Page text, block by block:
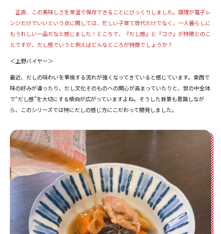
正直、この美味しさを常温で保存できることにびっくりしました。調理が電子レ
ンジだけでいいという点に関しては、忙しい子育て世代だけでなく、一人暮らしに
もうれしい一品だなと感じました！ところで、『だし感』と『コク』が特徴とのこ
とですが、だし感でいうと例えばどんなところが特徴でしょうか？
＜上野バイヤー＞
最近、だしの味わいを重視する流れが強くなってきていると感じています。東西で
味の好みが違ったり、だし文化そのものへの関心が高まっていたりと、世の中全体
で“だし感”を大切にする傾向が広がっていますよね。そうした背景も意識しなが
ら、このシリーズでは特にだしの感じ方にこだわって開発しました。